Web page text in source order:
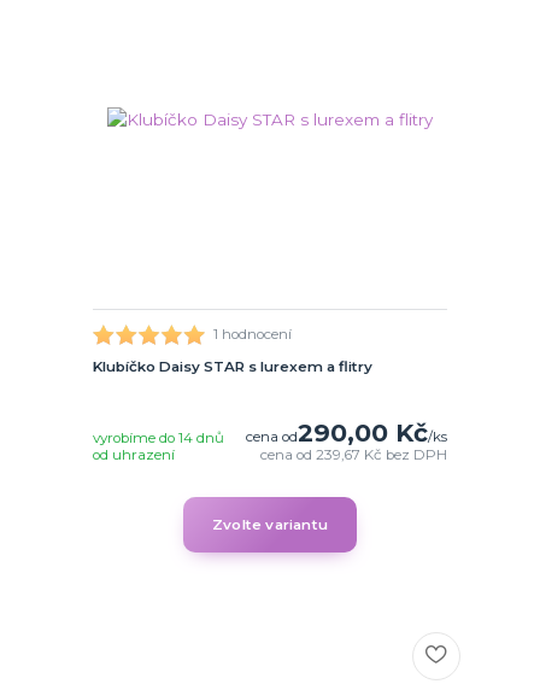
1 hodnocení
Klubíčko Daisy STAR s lurexem a flitry
cena od290,00 Kč/ks
cena od239,67 Kč bez DPH
vyrobíme do 14 dnů
od uhrazení
Zvolte variantu